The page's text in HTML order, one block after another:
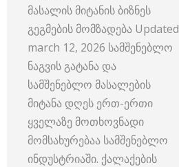
მასალის მიტანის ბიზნეს
გეგმების მომზადება Updated
march 12, 2026 სამშენებლო
ნაგვის გატანა და
სამშენებლო მასალების
მიტანა დღეს ერთ-ერთი
ყველაზე მოთხოვნადი
მომსახურებაა სამშენებლო
ინდუსტრიაში. ქალაქების